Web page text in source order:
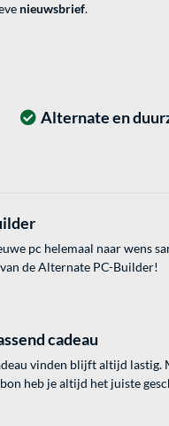
nieuwsbrief.
Alternate en
pc helemaal naar wens
de Alternate PC-Builder!
cadeau
vinden blijft altijd lastig.
heb je altijd het juiste